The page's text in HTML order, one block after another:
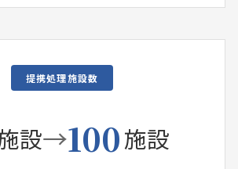
提携処理施設数
設→100施設